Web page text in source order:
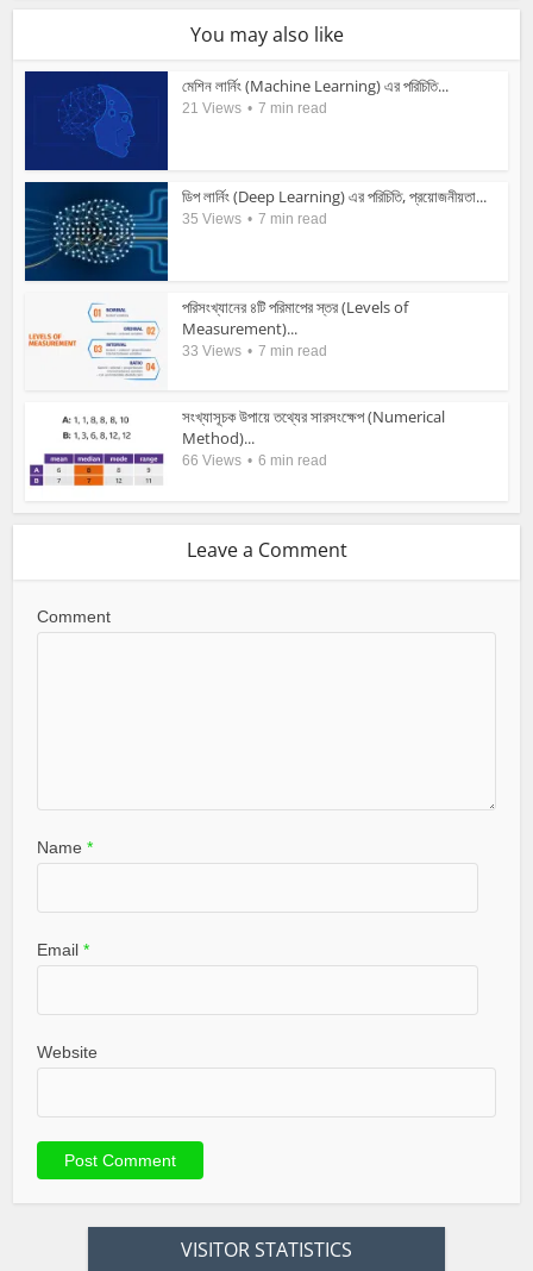
You may also like
মেশিন লার্নিং (Machine Learning) এর পরিচিতি...
21 Views 7 min read
ডিপ লার্নিং (Deep Learning) এর পরিচিতি, প্রয়োজনীয়তা...
35 Views 7 min read
পরিসংখ্যানের ৪টি পরিমাপের স্তর (Levels of
Measurement)...
33 Views 7 min read
সংখ্যাসূচক উপায়ে তথ্যের সারসংক্ষেপ (Numerical
Method)...
66 Views 6 min read
Leave a Comment
Comment
Name*
Email*
Website
VISITOR STATISTICS